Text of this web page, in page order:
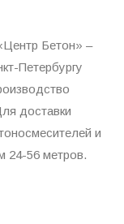
Бетон» –
Петербургу
доставки
и
24-56 метров.